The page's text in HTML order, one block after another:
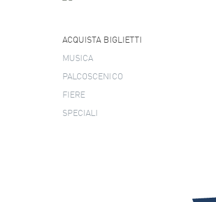
ACQUISTA BIGLIETTI
MUSICA
PALCOSCENICO
FIERE
SPECIALI